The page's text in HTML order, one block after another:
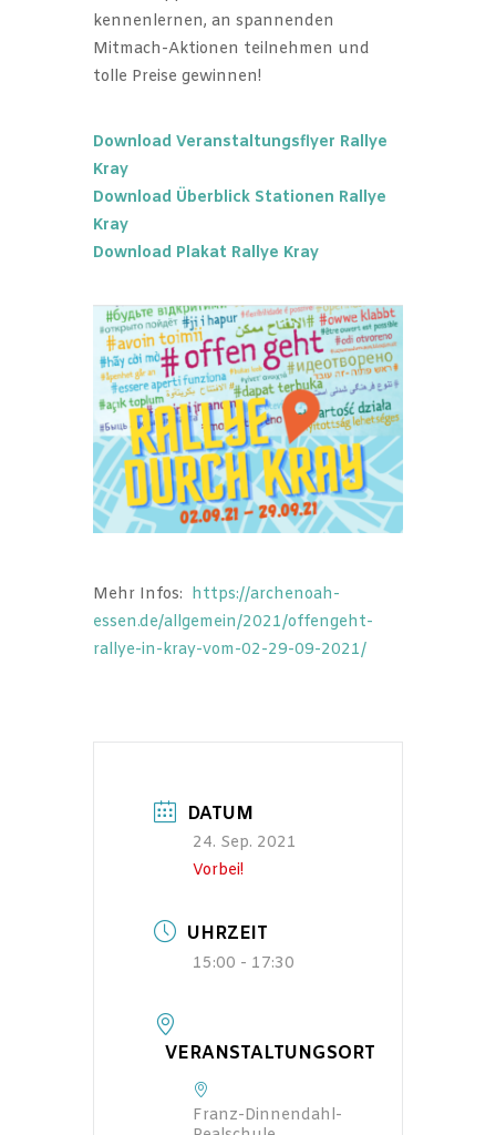
kennenlernen, an spannenden
Mitmach-Aktionen teilnehmen und
tolle Preise gewinnen!
Download Veranstaltungsflyer Rallye
Kray
Download Überblick Stationen Rallye
Kray
Download Plakat Rallye Kray
Mehr Infos: https://archenoah-
essen.de/allgemein/2021/offengeht-
rallye-in-kray-vom-02-29-09-2021/
DATUM
24. Sep. 2021
Vorbei!
UHRZEIT
15:00 - 17:30
VERANSTALTUNGSORT
Franz-Dinnendahl-